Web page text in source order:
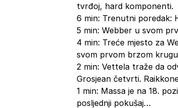
tvrđoj, hard komponenti.
6 min: Trenutni poredak:
5 min: Webber u svom
4 min: Treće mjesto za
svom prvom brzom
2 min: Vettela traže da
Grosjean četvrti.
1 min: Massa je na 18.
posljednji pokušaj…